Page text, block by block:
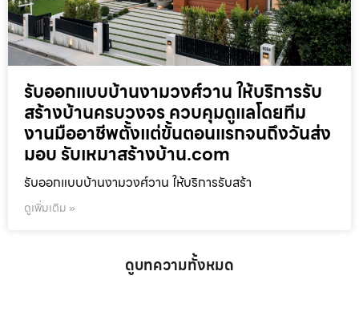
รับออกแบบบ้านงามวงศ์วาน ให้บริการรับ
สร้างบ้านครบวงจร ควบคุมดูแลโดยทีม
งานมืออาชีพตั้งแต่ขั้นตอนแรกจนถึงวันส่ง
มอบ รับเหมาสร้างบ้าน.com
รับออกแบบบ้านงามวงศ์วาน ให้บริการรับสร้า
ดูเพิ่มเติม »
ดูบทความทั้งหมด